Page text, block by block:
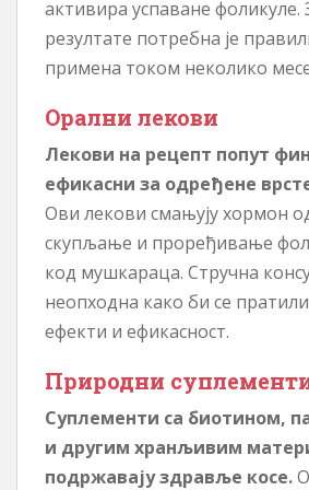
активира успаване
резултате потребна је
примена током неколико
Орални лекови
Лекови на рецепт попут
ефикасни за одређене
Ови лекови смањују хормон
скупљање и проређивање
код мушкараца. Стручна
неопходна како би се
ефекти и ефикасност.
Природни
Суплементи са биотином,
и другим хранљивим
подржавају здравље косе.